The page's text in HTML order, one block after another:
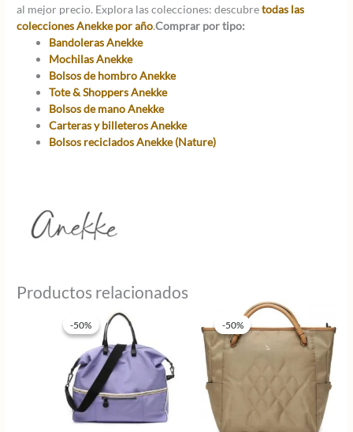
al mejor precio. Explora las colecciones: descubretodas las
colecciones Anekke por año.Comprar por tipo:
Bandoleras Anekke
Mochilas Anekke
Bolsos de hombro Anekke
Tote & Shoppers Anekke
Bolsos de mano Anekke
Carteras y billeteros Anekke
Bolsos reciclados Anekke (Nature)
Productos relacionados
-50%
-50% -50%
-50%